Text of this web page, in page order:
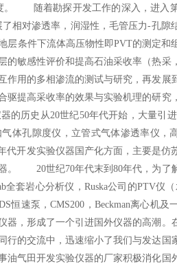
。 随着勘探开发工作的深入，进入
相对渗透率，润湿性，毛管压力-孔隙
层条件下流体高压物性即PVT的测定和
敏感性评价和提高石油采收率（热采
用的多相渗流的测试与研究，再发展
提高采收率的效果与实验机理的研究
历史从20世纪50年代开始，大量引
体孔隙度仪，立管式气体渗透率仪，
开发实验仪器国产化方面，主要是仿
。 20世纪70年代末到80年代，为了
套岩心分析仪，Ruska公司的PTV仪（
恒速泵，CMS200，Beckman离心机及
，形成了一个引进国外仪器的高潮。
的交流中，迅速缩小了我们与发达国
气田开发实验仪器的厂家积极消化国